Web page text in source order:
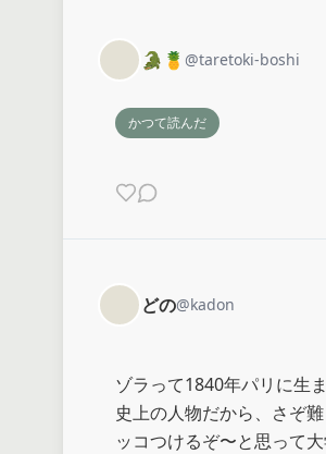
🐊🍍 @taretoki-boshi
かつて読んだ
どの@kadon
ゾラって1840年パリに生
史上の人物だから、さぞ
ッコつけるぞ〜と思って大